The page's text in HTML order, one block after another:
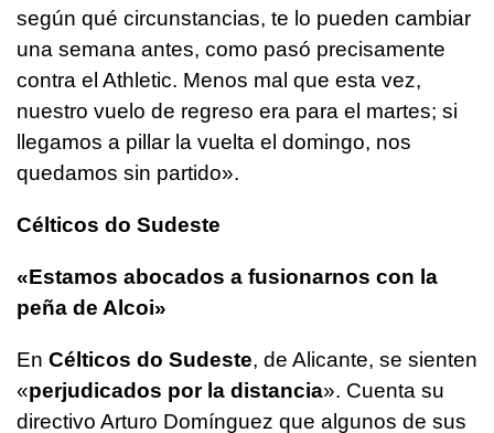
según qué circunstancias, te lo pueden cambiar
una semana antes, como pasó precisamente
contra el Athletic. Menos mal que esta vez,
nuestro vuelo de regreso era para el martes; si
llegamos a pillar la vuelta el domingo, nos
quedamos sin partido».
Célticos do Sudeste
«Estamos abocados a fusionarnos con la
peña de Alcoi»
En Célticos do Sudeste, de Alicante, se sienten
«perjudicados por la distancia». Cuenta su
directivo Arturo Domínguez que algunos de sus